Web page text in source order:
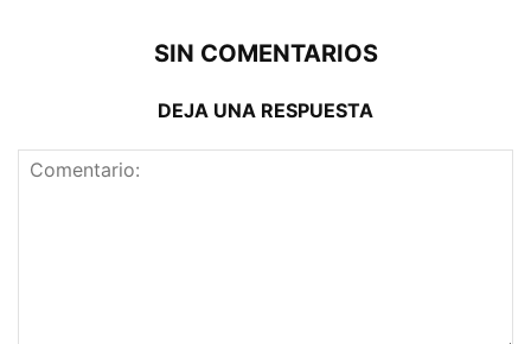
SIN COMENTARIOS
DEJA UNA RESPUESTA